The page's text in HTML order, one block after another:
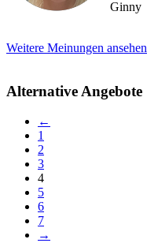
Ginny
Weitere Meinungen ansehen
Alternative Angebote
←
1
2
3
4
5
6
7
→